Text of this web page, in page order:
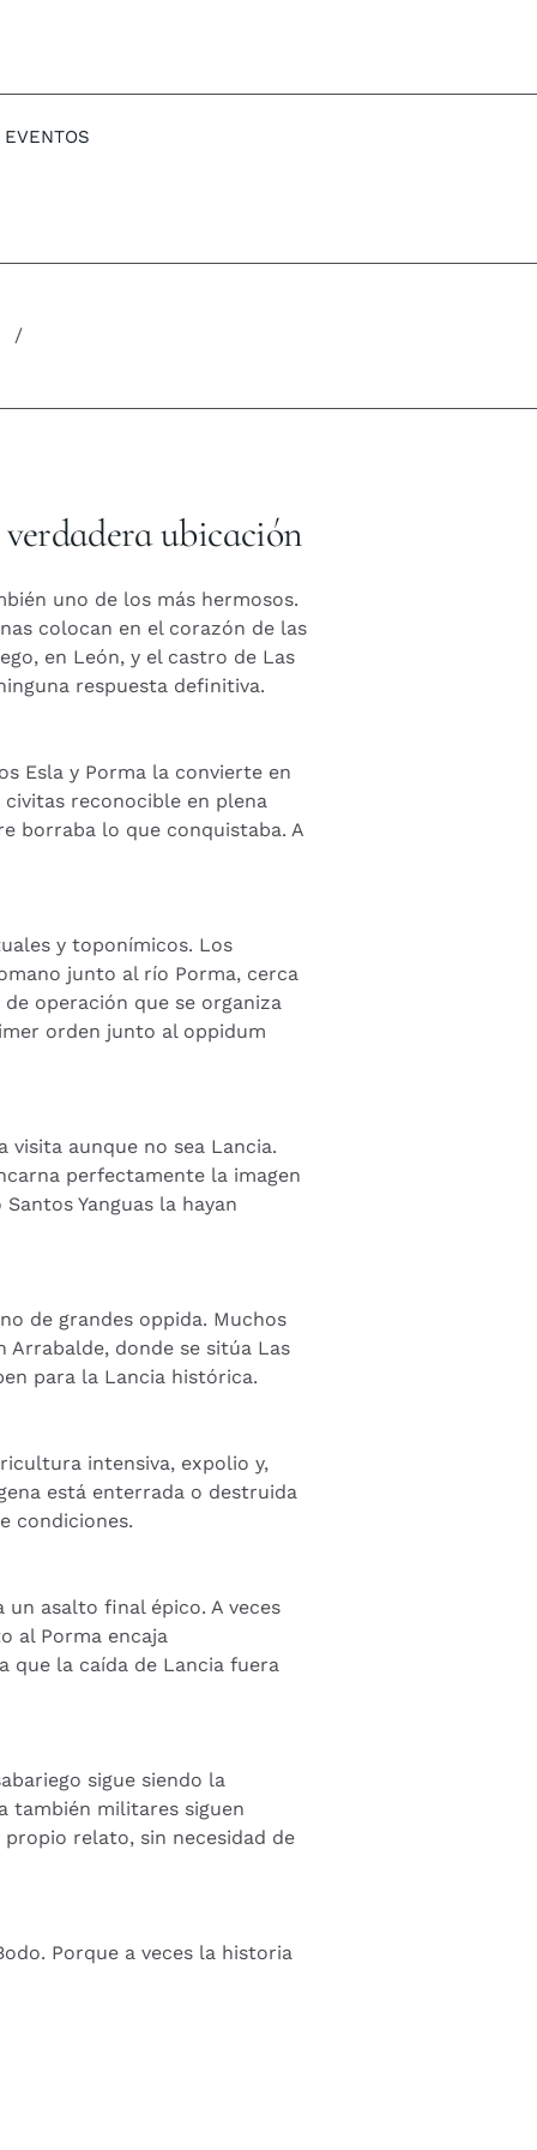
EVENTOS
ubicación
uno de los más hermosos.
colocan en el corazón de las
en León, y el castro de Las
respuesta definitiva.
Esla y Porma la convierte en
reconocible en plena
borraba lo que conquistaba. A
y toponímicos. Los
junto al río Porma, cerca
operación que se organiza
orden junto al oppidum
visita aunque no sea Lancia.
perfectamente la imagen
Yanguas la hayan
de grandes oppida. Muchos
Arrabalde, donde se sitúa Las
para la Lancia histórica.
intensiva, expolio y,
está enterrada o destruida
condiciones.
asalto final épico. A veces
al Porma encaja
que la caída de Lancia fuera
sigue siendo la
también militares siguen
relato, sin necesidad de
Porque a veces la historia